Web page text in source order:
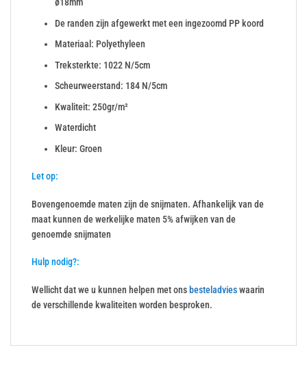
ø18mm
De randen zijn afgewerkt met een ingezoomd PP koord
Materiaal: Polyethyleen
Treksterkte: 1022 N/5cm
Scheurweerstand: 184 N/5cm
Kwaliteit: 250gr/m²
Waterdicht
Kleur: Groen
Let op:
Bovengenoemde maten zijn de snijmaten. Afhankelijk van de
maat kunnen de werkelijke maten 5% afwijken van de
genoemde snijmaten
Hulp nodig?:
Wellicht dat we u kunnen helpen met ons besteladvieswaarin
de verschillende kwaliteiten worden besproken.